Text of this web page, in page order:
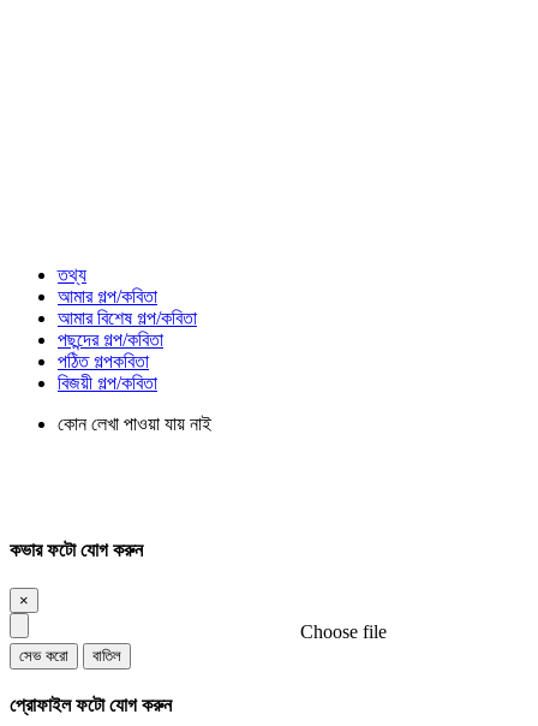
তথ্য
আমার গল্প/কবিতা
আমার বিশেষ গল্প/কবিতা
পছন্দের গল্প/কবিতা
পঠিত গল্পকবিতা
বিজয়ী গল্প/কবিতা
কোন লেখা পাওয়া যায় নাই
কভার ফটো যোগ করুন
×
Choose file
সেভ করো বাতিল
প্রোফাইল ফটো যোগ করুন